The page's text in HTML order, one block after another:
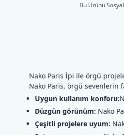
Bu Ürünü
Nako Paris İpi ile örgü
Nako Paris, örgü sevenlerin
Uygun kullanım konforu:
Düzgün görünüm: Nako
Çeşitli projelere uyum: